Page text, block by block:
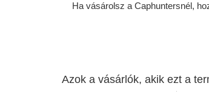
Ha vásárolsz a Caphuntersnél,
Azok a vásárlók, akik ezt a